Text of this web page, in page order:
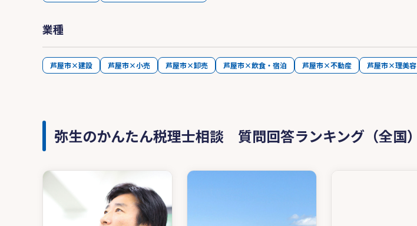
業種
芦屋市×建設 芦屋市×小売 芦屋市×卸売 芦屋市×飲食・宿泊 芦屋市×不動産 芦屋市×理美容
弥生のかんたん税理士相談 質問回答ランキング（全国）